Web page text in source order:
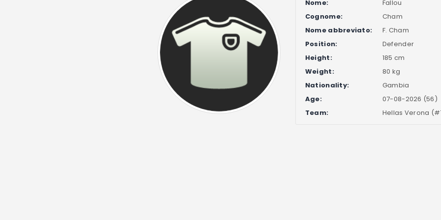
Nome:
Fallou
Cognome:
Cham
Nome abbreviato:
F. Cham
Position:
Defender
Height:
185 cm
Weight:
80 kg
Nationality:
Gambia
Age:
07-08-2026 (56)
Team:
Hellas Verona